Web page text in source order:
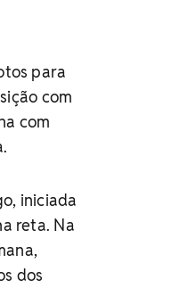
para
com
com
iniciada
reta. Na
dos